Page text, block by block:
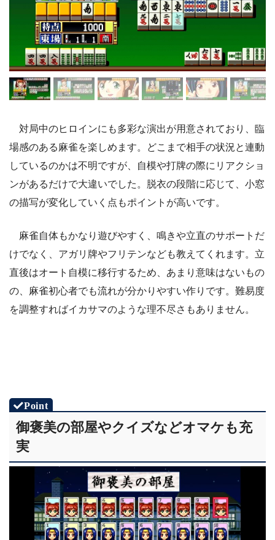
対局中のヒロインにも多彩な演出が用意されており、臨
場感のある麻雀を楽しめます。どこまで相手の状況と連動
しているのかは不明ですが、自模や打牌の際にリアクショ
ンがあるだけで大違いでした。脱衣の段階に応じて、小窓
の描写が変化していく点もポイントが高いです。
麻雀自体もかなり遊びやすく、鳴きや立直のサポートだ
けでなく、アガリ牌やフリテンなども教えてくれます。立
直後はオート自模に移行するため、あまり意味はないもの
の、麻雀初心者でも流れが分かりやすい作りです。難易度
を調整すればイカサマのような理不尽さもありません。
御褒美の部屋やクイズなどオマケも充
実